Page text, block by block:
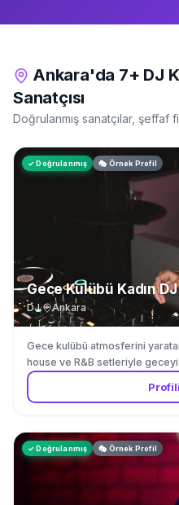
Ankara'da 7+ DJ
Sanatçısı
Doğrulanmış sanatçılar, şeffaf
✓ Doğrulanmış 🎭 Örnek Profil
Gece Kulübü Kadın
DJ· Ankara
Gece kulübü atmosferini
house ve R&B setleriyle geceyi
✓ Doğrulanmış 🎭 Örnek Profil